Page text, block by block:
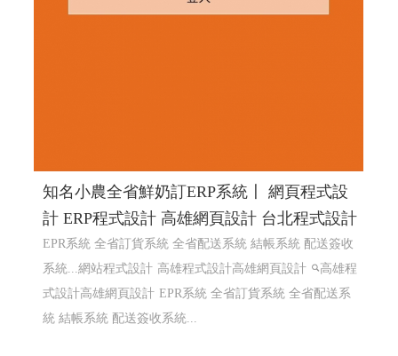
知名小農全省鮮奶訂ERP系統〡 網頁程式設
計 ERP程式設計 高雄網頁設計 台北程式設計
EPR系統 全省訂貨系統 全省配送系統 結帳系統 配送簽收
系統...網站程式設計 高雄程式設計高雄網頁設計
高雄程
式設計高雄網頁設計 EPR系統 全省訂貨系統 全省配送系
統 結帳系統 配送簽收系統...